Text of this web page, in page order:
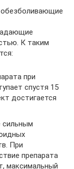
обезболивающие
К таким
при
спустя 15
достигается
сильным
При
препарата
максимальный